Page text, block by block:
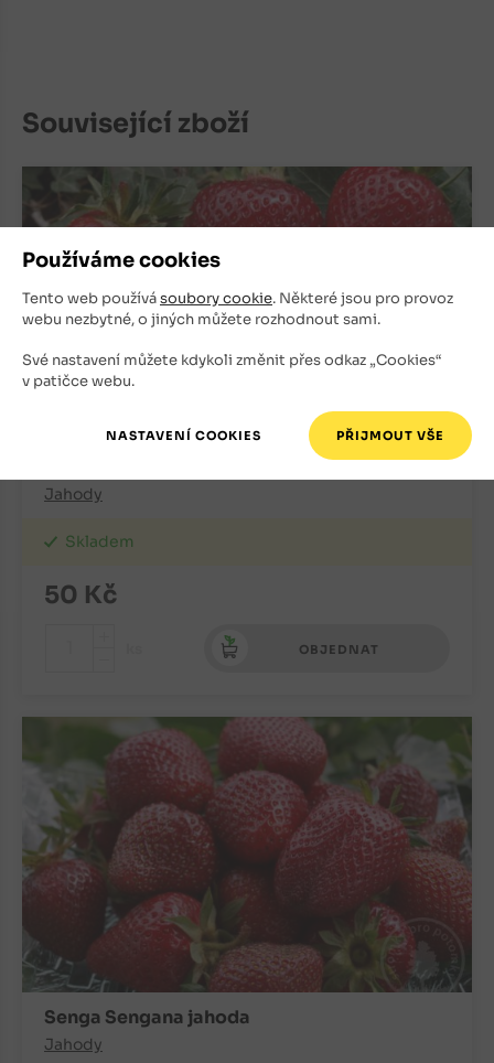
Používáme cookies
Tento web používásoubory cookie. Některé jsou pro provoz
webu nezbytné, o jiných můžete rozhodnout sami.
Své nastavení můžete kdykoli změnit přes odkaz „Cookies“
v patičce webu.
Související zboží
Jahody
Skladem
50 Kč
OBJEDNAT
Senga Sengana jahoda
Jahody